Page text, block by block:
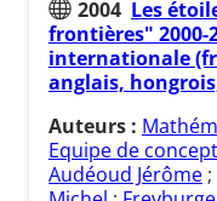
2004 Les
frontières" 2000-
internationale
anglais,
Auteurs :
Equipe de
Audéoud Jérôme ;